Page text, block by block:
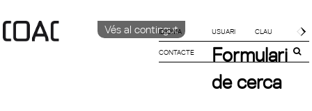
Vés al contingut
IDIOMA
CATALÀ
CONTACTE
Formulari
de cerca